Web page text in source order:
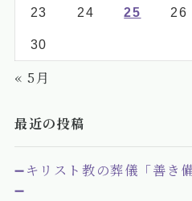
23 24 25 26
30
« 5月
最近の投稿
➖キリスト教の葬儀「善き
➖